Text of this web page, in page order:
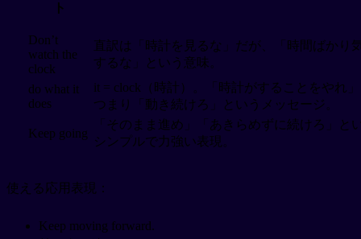
ト
Don’t
watch the
clock
直訳は「時計を見るな」だが、「時間ばかり
するな」という意味。
do what it
does
it = clock（時計）。「時計がすることをやれ
つまり「動き続けろ」というメッセージ。
Keep going
「そのまま進め」「あきらめずに続けろ」と
シンプルで力強い表現。
使える応用表現：
Keep moving forward.